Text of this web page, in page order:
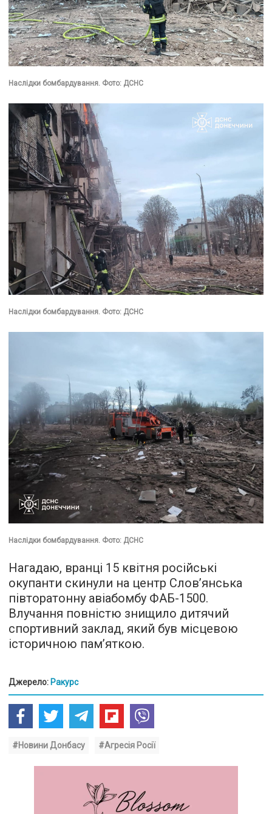
Наслідки бомбардування. Фото: ДСНС
Наслідки бомбардування. Фото: ДСНС
Наслідки бомбардування. Фото: ДСНС
Нагадаю, вранці 15 квітня російські
окупанти скинули на центр Слов’янська
півторатонну авіабомбу ФАБ-1500.
Влучання повністю знищило дитячий
спортивний заклад, який був місцевою
історичною пам’яткою.
Джерело: Ракурс
#Новини Донбасу #Агресія Росії